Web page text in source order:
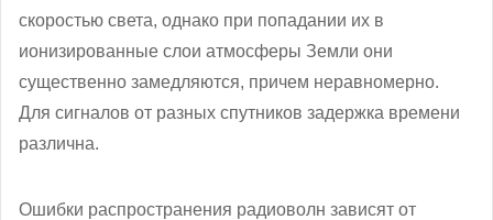
скоростью света, однако при попадании их в
ионизированные слои атмосферы Земли они
существенно замедляются, причем неравномерно.
Для сигналов от разных спутников задержка времени
различна.
Ошибки распространения радиоволн зависят от